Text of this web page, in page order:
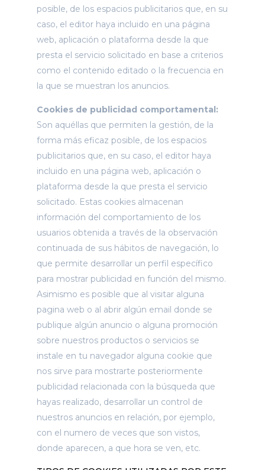
posible, de los espacios publicitarios que, en su
caso, el editor haya incluido en una página
web, aplicación o plataforma desde la que
presta el servicio solicitado en base a criterios
como el contenido editado o la frecuencia en
la que se muestran los anuncios.
Cookies de publicidad comportamental:
Son aquéllas que permiten la gestión, de la
forma más eficaz posible, de los espacios
publicitarios que, en su caso, el editor haya
incluido en una página web, aplicación o
plataforma desde la que presta el servicio
solicitado. Estas cookies almacenan
información del comportamiento de los
usuarios obtenida a través de la observación
continuada de sus hábitos de navegación, lo
que permite desarrollar un perfil específico
para mostrar publicidad en función del mismo.
Asimismo es posible que al visitar alguna
pagina web o al abrir algún email donde se
publique algún anuncio o alguna promoción
sobre nuestros productos o servicios se
instale en tu navegador alguna cookie que
nos sirve para mostrarte posteriormente
publicidad relacionada con la búsqueda que
hayas realizado, desarrollar un control de
nuestros anuncios en relación, por ejemplo,
con el numero de veces que son vistos,
donde aparecen, a que hora se ven, etc.